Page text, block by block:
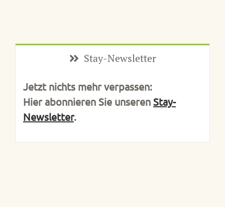
Stay-Newsletter
Jetzt nichts mehr verpassen:
Hier abonnieren Sie unseren Stay-
Newsletter.